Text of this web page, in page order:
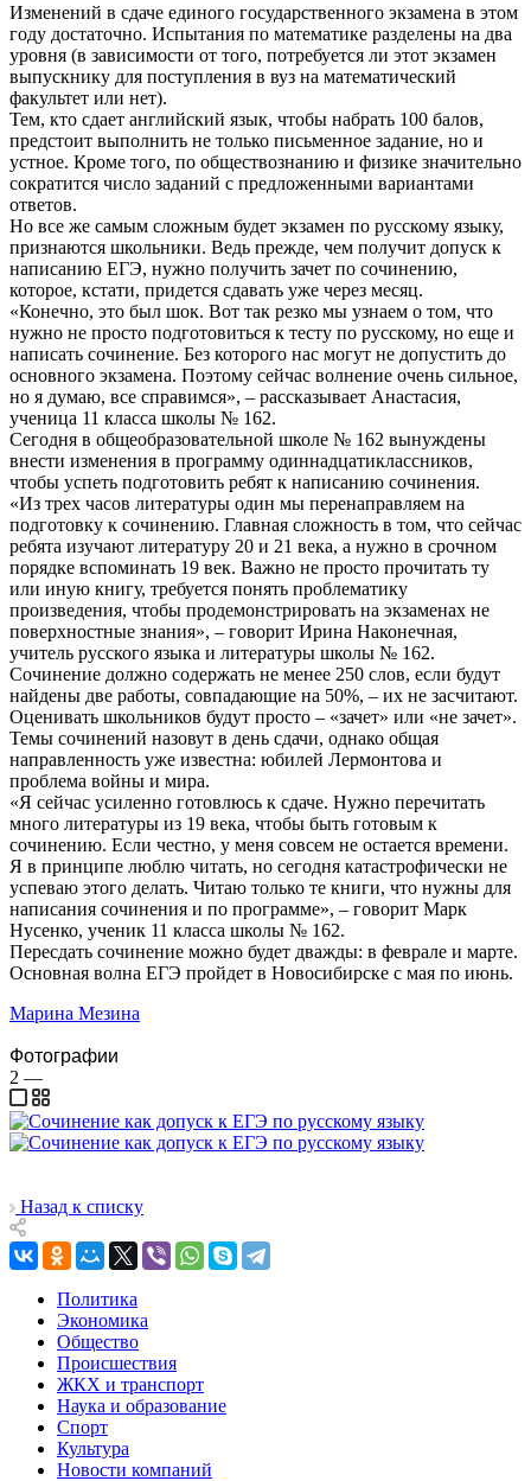
Изменений в сдаче единого государственного экзамена в этом
году достаточно. Испытания по математике разделены на два
уровня (в зависимости от того, потребуется ли этот экзамен
выпускнику для поступления в вуз на математический
факультет или нет).
Тем, кто сдает английский язык, чтобы набрать 100 балов,
предстоит выполнить не только письменное задание, но и
устное. Кроме того, по обществознанию и физике значительно
сократится число заданий с предложенными вариантами
ответов.
Но все же самым сложным будет экзамен по русскому языку,
признаются школьники. Ведь прежде, чем получит допуск к
написанию ЕГЭ, нужно получить зачет по сочинению,
которое, кстати, придется сдавать уже через месяц.
«Конечно, это был шок. Вот так резко мы узнаем о том, что
нужно не просто подготовиться к тесту по русскому, но еще и
написать сочинение. Без которого нас могут не допустить до
основного экзамена. Поэтому сейчас волнение очень сильное,
но я думаю, все справимся», – рассказывает Анастасия,
ученица 11 класса школы № 162.
Сегодня в общеобразовательной школе № 162 вынуждены
внести изменения в программу одиннадцатиклассников,
чтобы успеть подготовить ребят к написанию сочинения.
«Из трех часов литературы один мы перенаправляем на
подготовку к сочинению. Главная сложность в том, что сейчас
ребята изучают литературу 20 и 21 века, а нужно в срочном
порядке вспоминать 19 век. Важно не просто прочитать ту
или иную книгу, требуется понять проблематику
произведения, чтобы продемонстрировать на экзаменах не
поверхностные знания», – говорит Ирина Наконечная,
учитель русского языка и литературы школы № 162.
Сочинение должно содержать не менее 250 слов, если будут
найдены две работы, совпадающие на 50%, – их не засчитают.
Оценивать школьников будут просто – «зачет» или «не зачет».
Темы сочинений назовут в день сдачи, однако общая
направленность уже известна: юбилей Лермонтова и
проблема войны и мира.
«Я сейчас усиленно готовлюсь к сдаче. Нужно перечитать
много литературы из 19 века, чтобы быть готовым к
сочинению. Если честно, у меня совсем не остается времени.
Я в принципе люблю читать, но сегодня катастрофически не
успеваю этого делать. Читаю только те книги, что нужны для
написания сочинения и по программе», – говорит Марк
Нусенко, ученик 11 класса школы № 162.
Пересдать сочинение можно будет дважды: в феврале и марте.
Основная волна ЕГЭ пройдет в Новосибирске с мая по июнь.
Марина Мезина
Фотографии
2 —
Назад к списку
Политика
Экономика
Общество
Происшествия
ЖКХ и транспорт
Наука и образование
Спорт
Культура
Новости компаний